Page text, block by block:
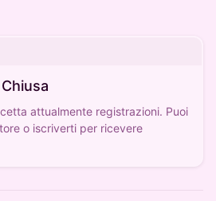
attualmente registrazioni. Puoi
o iscriverti per ricevere